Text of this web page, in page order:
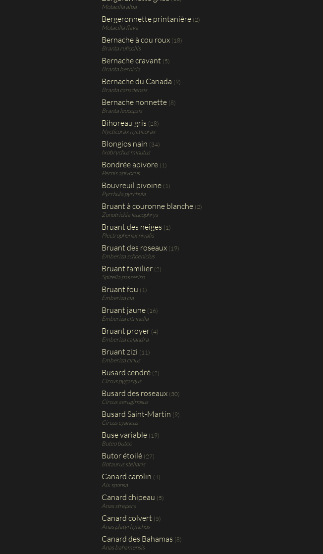
Motacilla alba
Bergeronnette printanière (2)
Motacilla flava
Bernache à cou roux (18)
Branta ruficollis
Bernache cravant (5)
Branta bernicla
Bernache du Canada (9)
Branta canadensis
Bernache nonnette (8)
Branta leucopsis
Bihoreau gris (28)
Nycticorax nycticorax
Blongios nain (34)
Ixobrychus minutus
Bondrée apivore (1)
Pernis apivorus
Bouvreuil pivoine (1)
Pyrrhula pyrrhula
Bruant à couronne blanche (2)
Zonotrichia leucophrys
Bruant des neiges (1)
Plectrophenax nivalis
Bruant des roseaux (19)
Emberiza schoeniclus
Bruant familier (2)
Spizella passerina
Bruant fou (1)
Emberiza cia
Bruant jaune (16)
Emberiza citrinella
Bruant proyer (4)
Emberiza calandra
Bruant zizi (11)
Emberiza cirlus
Busard cendré (2)
Circus pygargus
Busard des roseaux (30)
Circus aeruginosus
Busard Saint-Martin (9)
Circus cyaneus
Buse variable (19)
Buteo buteo
Butor étoilé (27)
Botaurus stellaris
Canard carolin (4)
Aix sponsa
Canard chipeau (5)
Anas strepera
Canard colvert (5)
Anas platyrhynchos
Canard des Bahamas (8)
Anas bahamensis